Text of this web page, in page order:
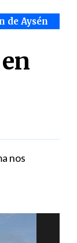
de Aysén
nos